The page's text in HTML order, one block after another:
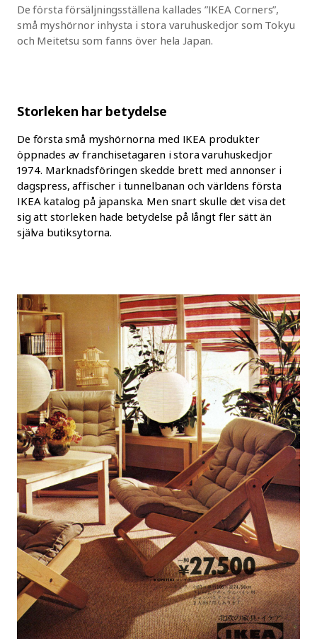
De första försäljningsställena kallades ”IKEA Corners”,
små myshörnor inhysta i stora varuhuskedjor som Tokyu
och Meitetsu som fanns över hela Japan.
Storleken har betydelse
De första små myshörnorna med IKEA produkter
öppnades av franchisetagaren i stora varuhuskedjor
1974. Marknadsföringen skedde brett med annonser i
dagspress, affischer i tunnelbanan och världens första
IKEA katalog på japanska. Men snart skulle det visa det
sig att storleken hade betydelse på långt fler sätt än
själva butiksytorna.